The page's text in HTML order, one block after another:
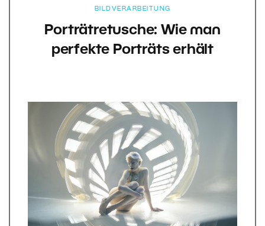
BILDVERARBEITUNG
Porträtretusche: Wie man
perfekte Porträts erhält